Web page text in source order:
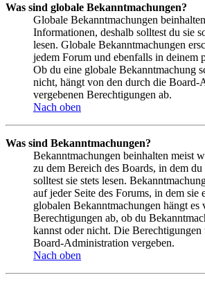
Was sind globale Bekanntmachungen?
Globale Bekanntmachungen
Informationen, deshalb solltest du sie
lesen. Globale Bekanntmachungen
jedem Forum und ebenfalls in deinem
Ob du eine globale Bekanntmachung
nicht, hängt von den durch die Board-
vergebenen Berechtigungen ab.
Nach oben
Was sind Bekanntmachungen?
Bekanntmachungen beinhalten meist
zu dem Bereich des Boards, in dem
solltest sie stets lesen.
auf jeder Seite des Forums, in dem sie
globalen Bekanntmachungen hängt es
Berechtigungen ab, ob du
kannst oder nicht. Die
Board-Administration vergeben.
Nach oben